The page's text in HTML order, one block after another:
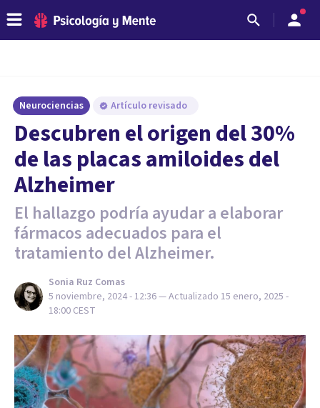
Neurociencias Artículo revisado
Descubren el origen del 30%
de las placas amiloides del
Alzheimer
El hallazgo podría ayudar a elaborar
fármacos adecuados para el
tratamiento del Alzheimer.
Sonia Ruz Comas
5 noviembre, 2024 - 12:36— Actualizado 15 enero, 2025 -
18:00 CEST